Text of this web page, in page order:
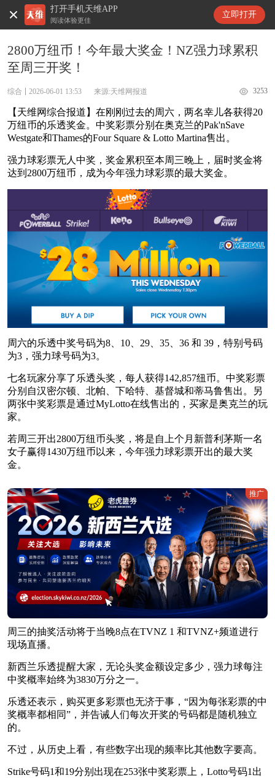
打开手机天维APP
阅读体验更佳
立即打开
天维新闻
2800万纽币！今年最大奖金！NZ强力球累积
至周三开奖！
综合 2026-06-01 13:53 来源:天维网报道 3253
【天维网综合报道】在刚刚过去的周六，两名幸儿各获得20
万纽币的乐透奖金。中奖彩票分别在奥克兰的Pak'nSave
Westgate和Thames的Four Square & Lotto Martina售出。
强力球彩票无人中奖，奖金累积至本周三晚上，届时奖金将
达到2800万纽币，成为今年强力球彩票的最大奖金。
周六的乐透中奖号码为8、10、29、35、36 和 39，特别号码
为3，强力球号码为3。
七名玩家分享了乐透头奖，每人获得142,857纽币。中奖彩票
分别自汉密尔顿、北帕、下哈特、基督城和蒂马鲁售出。另
两张中奖彩票是通过MyLotto在线售出的，买家是奥克兰的玩
家。
若周三开出2800万纽币头奖，将是自上个月新普利茅斯一名
女子赢得1430万纽币以来，今年强力球彩票开出的最大奖
金。
推广
周三的抽奖活动将于当晚8点在TVNZ 1 和TVNZ+频道进行
现场直播。
新西兰乐透提醒大家，无论头奖金额设定多少，强力球每注
中奖概率始终为3830万分之一。
乐透还表示，购买更多彩票也无济于事，“因为每张彩票的中
奖概率都相同”，并告诫人们每次开奖的号码都是随机独立
的。
不过，从历史上看，有些数字出现的频率比其他数字要高。
Strike号码1和19分别出现在253张中奖彩票上，Lotto号码1出